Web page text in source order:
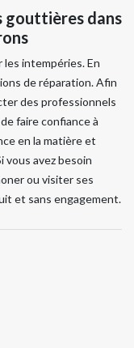
gouttières dans
intempéries. En
de réparation. Afin
des professionnels
faire confiance à
en la matière et
vous avez besoin
ou visiter ses
et sans engagement.